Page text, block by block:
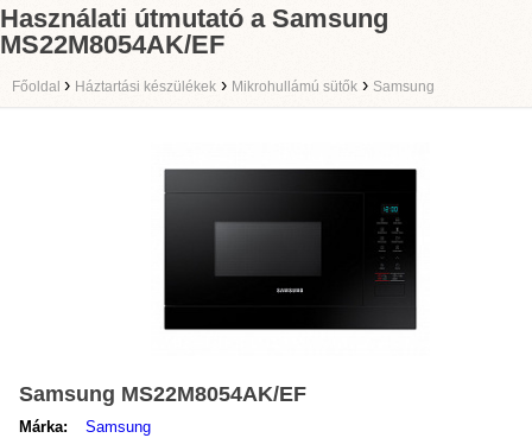
Használati útmutató a Samsung
MS22M8054AK/EF
Főoldal › Háztartási készülékek › Mikrohullámú sütők › Samsung
Samsung MS22M8054AK/EF
Márka:
Samsung